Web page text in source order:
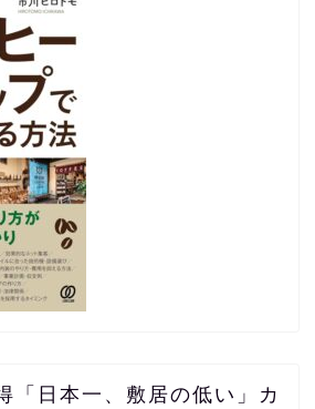
「日本一、敷居の低い」カ